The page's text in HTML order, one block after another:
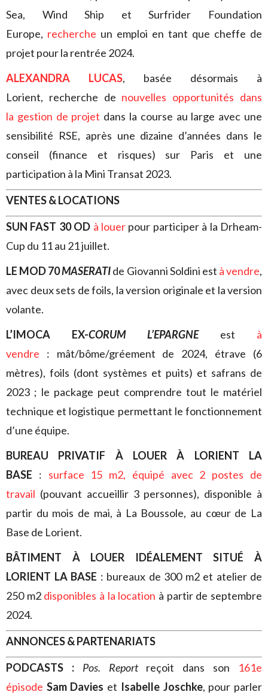
Sea, Wind Ship et Surfrider Foundation
Europe, recherche un emploi en tant que cheffe de
projet pour la rentrée 2024.
ALEXANDRA LUCAS, basée désormais à
Lorient, recherche de nouvelles opportunités dans
la gestion de projet dans la course au large avec une
sensibilité RSE, après une dizaine d’années dans le
conseil (finance et risques) sur Paris et une
participation à la Mini Transat 2023.
VENTES & LOCATIONS
SUN FAST 30 OD à louer pour participer à la Drheam-
Cup du 11 au 21 juillet.
LE MOD 70MASERATIde Giovanni Soldini est à vendre,
avec deux sets de foils, la version originale et la version
volante.
L’IMOCA EX-CORUM L’EPARGNEest à
vendre : mât/bôme/gréement de 2024, étrave (6
mètres), foils (dont systèmes et puits) et safrans de
2023 ; le package peut comprendre tout le matériel
technique et logistique permettant le fonctionnement
d’une équipe.
BUREAU PRIVATIF À LOUER À LORIENT LA
BASE : surface 15 m2, équipé avec 2 postes de
travail (pouvant accueillir 3 personnes), disponible à
partir du mois de mai, à La Boussole, au cœur de La
Base de Lorient.
BÂTIMENT À LOUER IDÉALEMENT SITUÉ À
LORIENT LA BASE : bureaux de 300 m2 et atelier de
250 m2 disponibles à la location à partir de septembre
2024.
ANNONCES & PARTENARIATS
PODCASTS :
Pos. Reportreçoit dans son 161e
épisode Sam Davies et Isabelle Joschke, pour parler